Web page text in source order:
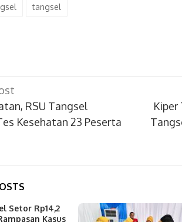
tangsel
RSU Tangsel
Kesehatan 23 Peserta
Kiper
Setor Rp14,2
Kasus